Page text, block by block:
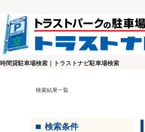
時間貸駐車場検索｜トラストナビ駐車場検索
検索結果一覧
検索条件